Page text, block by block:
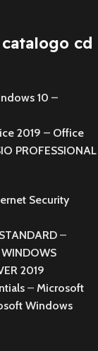
cd
10 –
2019 – Office
PROFESSIONAL
Security
–
WINDOWS
2019
– Microsoft
Windows